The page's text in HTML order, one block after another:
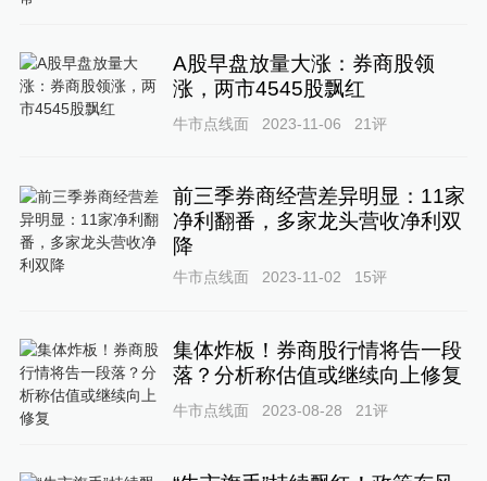
A股早盘放量大涨：券商股领
涨，两市4545股飘红
牛市点线面 2023-11-06 21评
前三季券商经营差异明显：11家
净利翻番，多家龙头营收净利双
降
牛市点线面 2023-11-02 15评
集体炸板！券商股行情将告一段
落？分析称估值或继续向上修复
牛市点线面 2023-08-28 21评